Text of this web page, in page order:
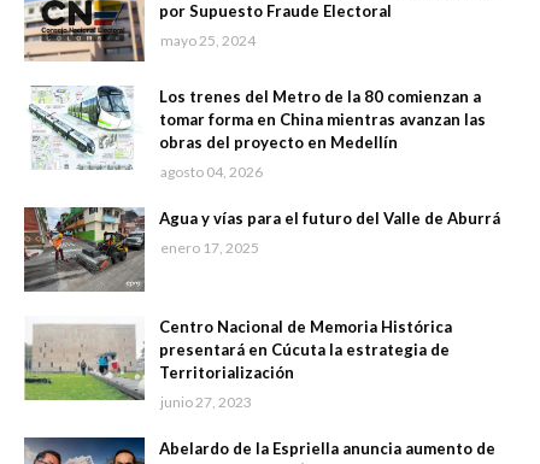
por Supuesto Fraude Electoral
mayo 25, 2024
Los trenes del Metro de la 80 comienzan a
tomar forma en China mientras avanzan las
obras del proyecto en Medellín
agosto 04, 2026
Agua y vías para el futuro del Valle de Aburrá
enero 17, 2025
Centro Nacional de Memoria Histórica
presentará en Cúcuta la estrategia de
Territorialización
junio 27, 2023
Abelardo de la Espriella anuncia aumento de